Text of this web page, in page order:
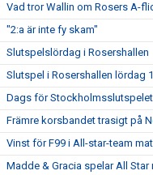
Vad tror Wallin om Rosers A-
"2:a är inte fy skam"
Slutspelslördag i Rosershallen
Slutspel i Rosershallen lördag
Dags för Stockholmsslutspelet
Främre korsbandet trasigt på
Vinst för F99 i All-star-team
Madde & Gracia spelar All Star